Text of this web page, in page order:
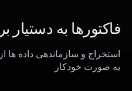
فاکتورها به دستیار
به صورت خودکار